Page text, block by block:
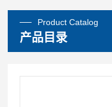
Product Catalog
产品目录